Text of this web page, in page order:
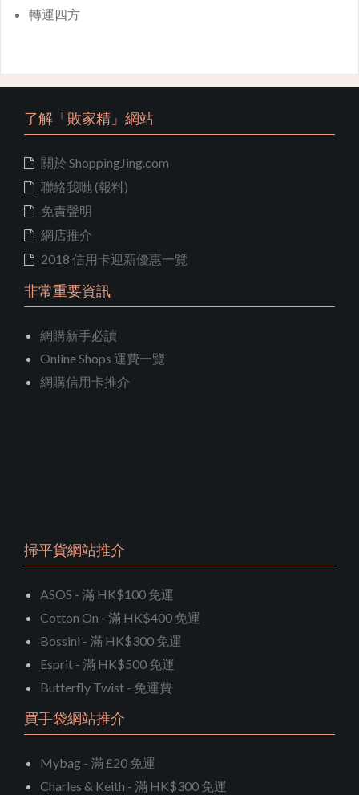
轉運四方
了解「敗家精」網站
關於 ShoppingJing.com
聯絡我哋 (報料)
免責聲明
網店推介
2018 信用卡迎新優惠一覽
非常重要資訊
網購新手必讀
Online Shops 運費一覽
網購信用卡推介
掃平貨網站推介
ASOS - 滿 HK$100 免運
Cotton On - 滿 HK$400 免運
Bossini - 滿 HK$300 免運
Esprit - 滿 HK$500 免運
Butterfly Twist - 免運費
買手袋網站推介
Mybag - 滿 £20 免運
Charles & Keith - 滿 HK$300 免運